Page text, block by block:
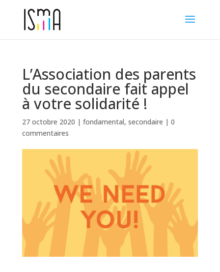
L’Association des parents
du secondaire fait appel
à votre solidarité !
27 octobre 2020 | fondamental, secondaire | 0
commentaires